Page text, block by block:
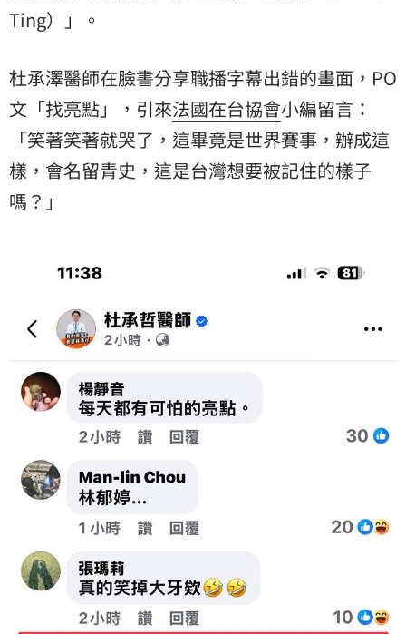
Ting）」。
杜承澤醫師在臉書分享職播字幕出錯的畫面，PO
文「找亮點」，引來法國在台協會小編留言：
「笑著笑著就哭了，這畢竟是世界賽事，辦成這
樣，會名留青史，這是台灣想要被記住的樣子
嗎？」